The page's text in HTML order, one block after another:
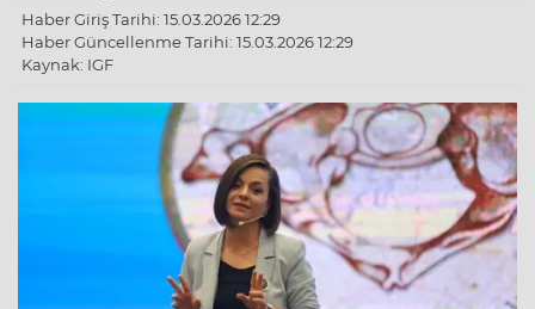
Haber Giriş Tarihi: 15.03.2026 12:29
Haber Güncellenme Tarihi: 15.03.2026 12:29
Kaynak: IGF